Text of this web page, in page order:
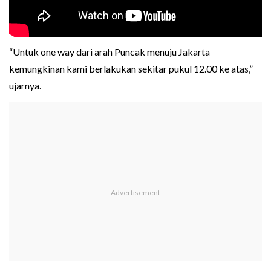
“Untuk one way dari arah Puncak menuju Jakarta
kemungkinan kami berlakukan sekitar pukul 12.00 ke atas,”
ujarnya.